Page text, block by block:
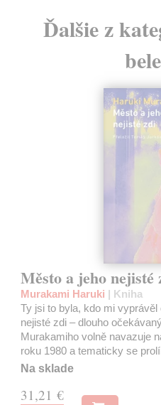
Ďalšie z
Město a jeho nejisté
Murakami Haruki | Kniha
Ty jsi to byla, kdo mi
nejisté zdi – dlouho
Murakamiho volně navazuje
roku 1980 a tematicky se
Na sklade
31,21 €